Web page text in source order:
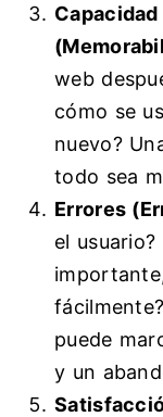
web
cómo se
nuevo?
todo sea
Errores
el
puede
y un